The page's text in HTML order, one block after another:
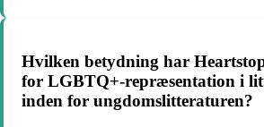
Hvilken betydning har
for LGBTQ+-repræsentation i
inden for ungdomslitteraturen?